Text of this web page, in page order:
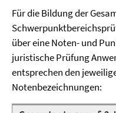
Für die Bildung der
über eine Noten- und
juristische Prüfung
entsprechen den
Notenbezeichnungen: